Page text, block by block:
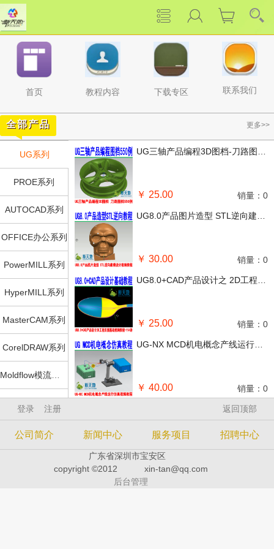
首页 教程内容 下载专区 联系我们
全部产品 更多>>
UG系列
PROE系列
AUTOCAD系列
OFFICE办公系列
PowerMILL系列
HyperMILL系列
MasterCAM系列
CorelDRAW系列
Solidworks系列
Rhino犀牛系列
￥ 25.00 销量：0
UG8.0产品图片造型 STL逆向建模设计视频教程
￥ 30.00 销量：0
UG8.0+CAD产品设计之 2D工程识图基础视频教程-114讲
￥ 25.00 销量：0
UG-NX MCD机电概念产线运行仿真视频教程
￥ 40.00 销量：0
UG10.0高级模具结构动作原理运动仿真视频教程
￥ 80.00 销量：0
登录 注册 返回顶部
公司简介 新闻中心 服务项目 招聘中心
广东省深圳市宝安区
copyright ©2012
xin-tan@qq.com
后台管理